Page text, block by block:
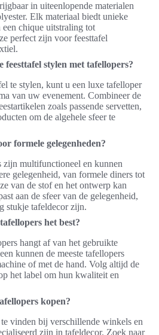
in uiteenlopende materialen
Elk materiaal biedt unieke
chique uitstraling tot
perfect zijn voor feesttafel
feesttafel stylen met tafellopers?
te stylen, kunt u een luxe tafelloper
van uw evenement. Combineer de
zoals passende servetten,
om de algehele sfeer te
formele gelegenheden?
multifunctioneel en kunnen
gelegenheid, van formele diners tot
van de stof en het ontwerp kan
aan de sfeer van de gelegenheid,
stukje tafeldecor zijn.
het best?
hangt af van het gebruikte
kunnen de meeste tafellopers
of met de hand. Volg altijd de
het label om hun kwaliteit en
kopen?
vinden bij verschillende winkels en
zijn in tafeldecor. Zoek naar